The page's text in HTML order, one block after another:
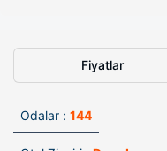
Fiyatlar
Odalar : 144